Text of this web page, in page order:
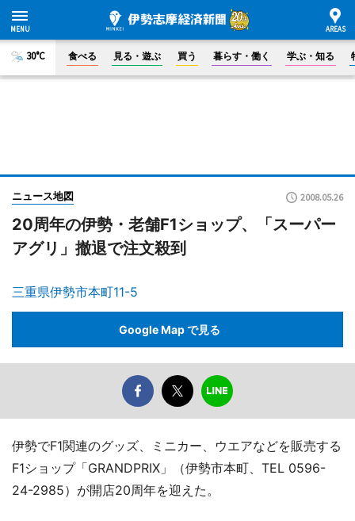
30°C 食べる 見る・遊ぶ 買う 暮らす・働く 学ぶ・知る
ニュース地図 2008.05.26
20周年の伊勢・老舗F1ショップ、「スーパー
アグリ」撤退で注文殺到
三重県伊勢市本町11-5
Google Map で見る
伊勢でF1関連のグッズ、ミニカー、ウエアなどを販売する
F1ショップ「GRANDPRIX」（伊勢市本町、TEL 0596-
24-2985）が開店20周年を迎えた。